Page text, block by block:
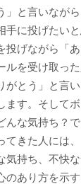
」と言いなが
手に投げたい
投げながら「
ルを受け取っ
がとう」と言
ます。そして
な気持ち？で
てきた人には
気持ち、不快
のあり方を示す